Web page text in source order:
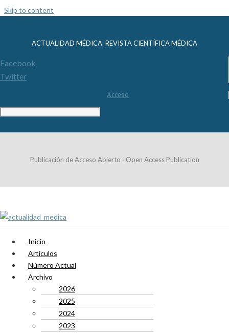
Skip to content
ACTUALIDAD MÉDICA. REVISTA CIENTÍFICA MÉDICA
Facebook
Twitter
Acceso
Publicación de Acceso Abierto · Open Access Publication
Inicio
Artículos
Número Actual
Archivo
2026
2025
2024
2023